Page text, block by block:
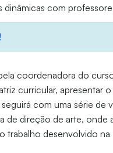
com
coordenadora do
curricular, apresentar
com uma série de
de direção de arte, onde
trabalho desenvolvido na